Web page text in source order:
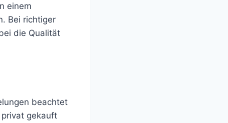
einem
Bei richtiger
die Qualität
beachtet
gekauft